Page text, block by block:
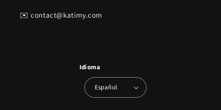
✉️ contact@katimy.com
Idioma
Español